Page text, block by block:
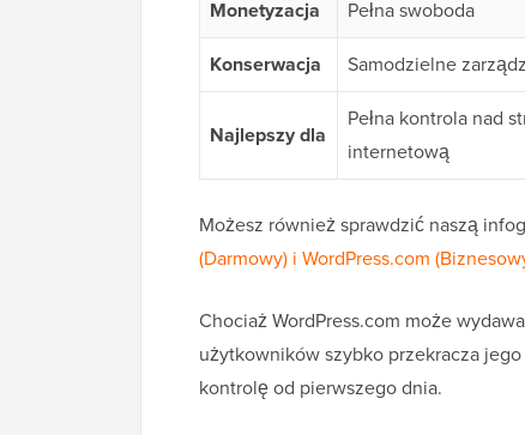
Monetyzacja
Pełna swoboda
Konserwacja
Samodzielne
Najlepszy dla
Pełna kontrola nad
internetową
Możesz również sprawdzić naszą
(Darmowy) i WordPress.com
Chociaż WordPress.com może
użytkowników szybko przekracza jego
kontrolę od pierwszego dnia.